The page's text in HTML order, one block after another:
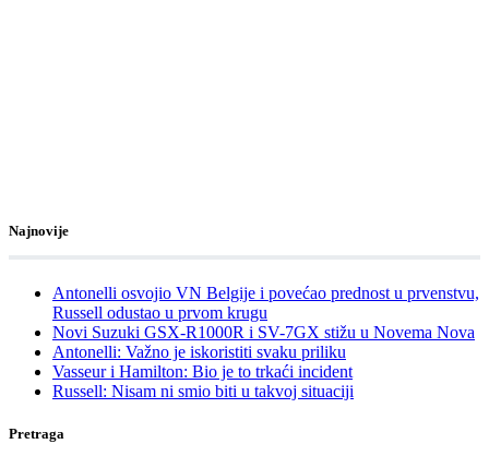
Najnovije
Antonelli osvojio VN Belgije i povećao prednost u prvenstvu,
Russell odustao u prvom krugu
Novi Suzuki GSX-R1000R i SV-7GX stižu u Novema Nova
Antonelli: Važno je iskoristiti svaku priliku
Vasseur i Hamilton: Bio je to trkaći incident
Russell: Nisam ni smio biti u takvoj situaciji
Pretraga